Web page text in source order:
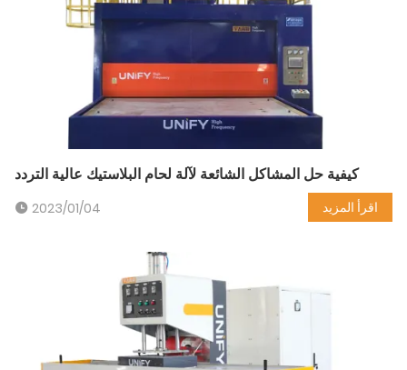
كيفية حل المشاكل الشائعة لآلة لحام البلاستيك عالية التردد
2023/01/04 اقرأ المزيد